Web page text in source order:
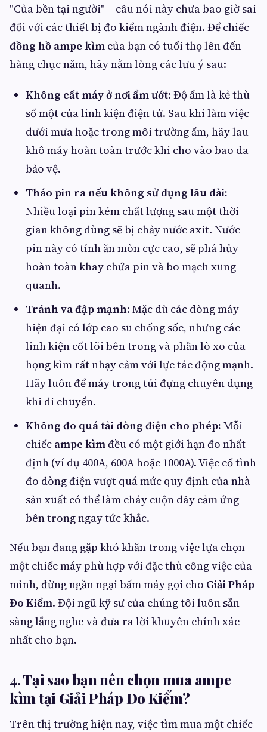
"Của bền tại người" – câu nói này chưa bao giờ sai
đối với các thiết bị đo kiểm ngành điện. Để chiếc
đồng hồ ampe kìm của bạn có tuổi thọ lên đến
hàng chục năm, hãy nằm lòng các lưu ý sau:
Không cất máy ở nơi ẩm ướt: Độ ẩm là kẻ thù
số một của linh kiện điện tử. Sau khi làm việc
dưới mưa hoặc trong môi trường ẩm, hãy lau
khô máy hoàn toàn trước khi cho vào bao da
bảo vệ.
Tháo pin ra nếu không sử dụng lâu dài:
Nhiều loại pin kém chất lượng sau một thời
gian không dùng sẽ bị chảy nước axit. Nước
pin này có tính ăn mòn cực cao, sẽ phá hủy
hoàn toàn khay chứa pin và bo mạch xung
quanh.
Tránh va đập mạnh: Mặc dù các dòng máy
hiện đại có lớp cao su chống sốc, nhưng các
linh kiện cốt lõi bên trong và phần lò xo của
họng kìm rất nhạy cảm với lực tác động mạnh.
Hãy luôn để máy trong túi đựng chuyên dụng
khi di chuyển.
Không đo quá tải dòng điện cho phép: Mỗi
chiếc ampe kìmđều có một giới hạn đo nhất
định (ví dụ 400A, 600A hoặc 1000A). Việc cố tình
đo dòng điện vượt quá mức quy định của nhà
sản xuất có thể làm cháy cuộn dây cảm ứng
bên trong ngay tức khắc.
Nếu bạn đang gặp khó khăn trong việc lựa chọn
một chiếc máy phù hợp với đặc thù công việc của
mình, đừng ngần ngại bấm máy gọi cho Giải Pháp
Đo Kiểm. Đội ngũ kỹ sư của chúng tôi luôn sẵn
sàng lắng nghe và đưa ra lời khuyên chính xác
nhất cho bạn.
4. Tại sao bạn nên chọn mua ampe
kìm tại Giải Pháp Đo Kiểm?
Trên thị trường hiện nay, việc tìm mua một chiếc